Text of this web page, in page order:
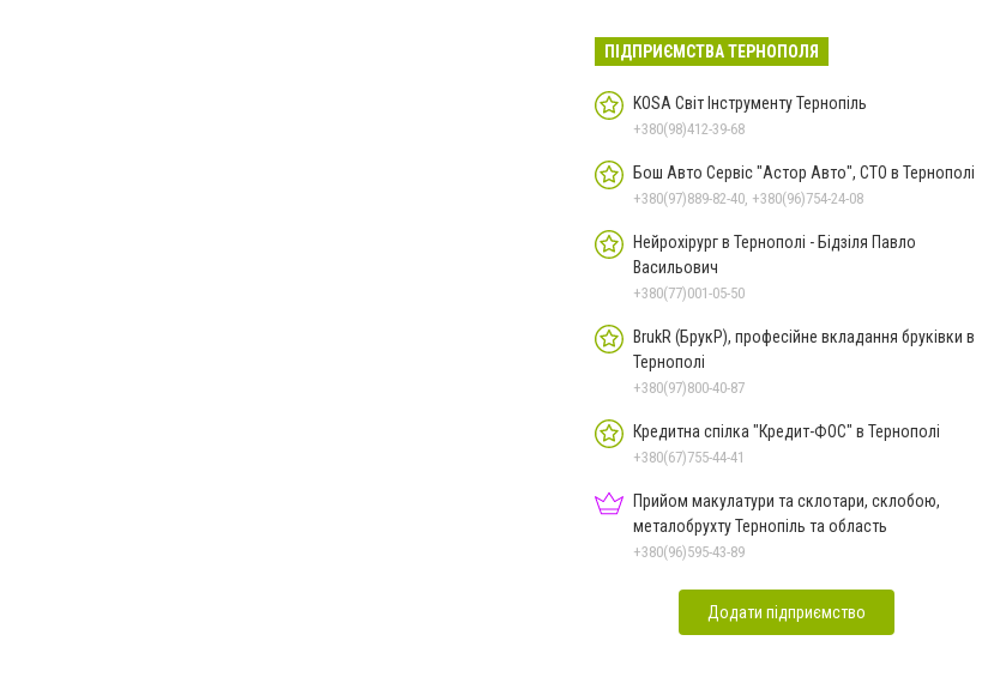
ПІДПРИЄМСТВА ТЕРНОПОЛЯ
KOSA Світ Інструменту Тернопіль
+380(98)412-39-68
Бош Авто Сервіс "Астор Авто", СТО в Тернополі
+380(97)889-82-40, +380(96)754-24-08
Нейрохірург в Тернополі - Бідзіля Павло
Васильович
+380(77)001-05-50
BrukR (БрукР), професійне вкладання бруківки в
Тернополі
+380(97)800-40-87
Кредитна спілка "Кредит-ФОС" в Тернополі
+380(67)755-44-41
Прийом макулатури та склотари, склобою,
металобрухту Тернопіль та область
+380(96)595-43-89
Додати підприємство